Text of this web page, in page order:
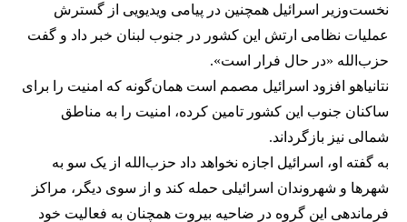
نخست‌وزیر اسرائیل همچنین در پیامی ویدیویی از گسترش
عملیات نظامی ارتش این کشور در جنوب لبنان خبر داد و گفت
حزب‌الله «در حال فرار است».
نتانیاهو افزود اسرائیل مصمم است همان‌گونه که امنیت را برای
ساکنان جنوب این کشور تامین کرده، امنیت را به مناطق
شمالی نیز بازگرداند.
به گفته او، اسرائیل اجازه نخواهد داد حزب‌الله از یک سو به
شهرها و شهروندان اسرائیلی حمله کند و از سوی دیگر، مراکز
فرماندهی‌ این گروه در ضاحیه بیروت همچنان به فعالیت خود